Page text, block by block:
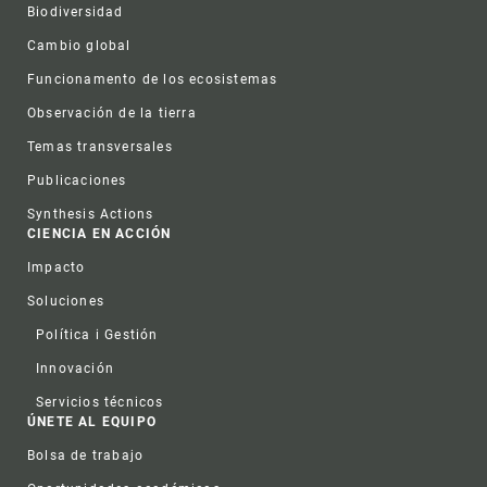
Biodiversidad
Cambio global
Funcionamento de los ecosistemas
Observación de la tierra
Temas transversales
Publicaciones
Synthesis Actions
CIENCIA EN ACCIÓN
Impacto
Soluciones
Política i Gestión
Innovación
Servicios técnicos
ÚNETE AL EQUIPO
Bolsa de trabajo